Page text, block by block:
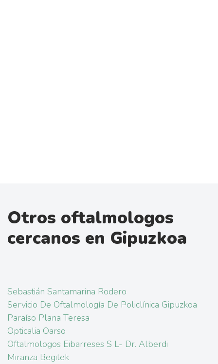
Otros oftalmologos
cercanos en Gipuzkoa
Sebastián Santamarina Rodero
Servicio De Oftalmología De Policlínica Gipuzkoa
Paraíso Plana Teresa
Opticalia Oarso
Oftalmologos Eibarreses S L- Dr. Alberdi
Miranza Begitek